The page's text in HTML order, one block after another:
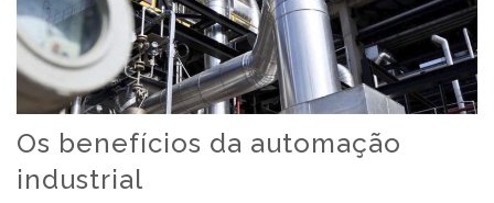
Os benefícios da automação
industrial